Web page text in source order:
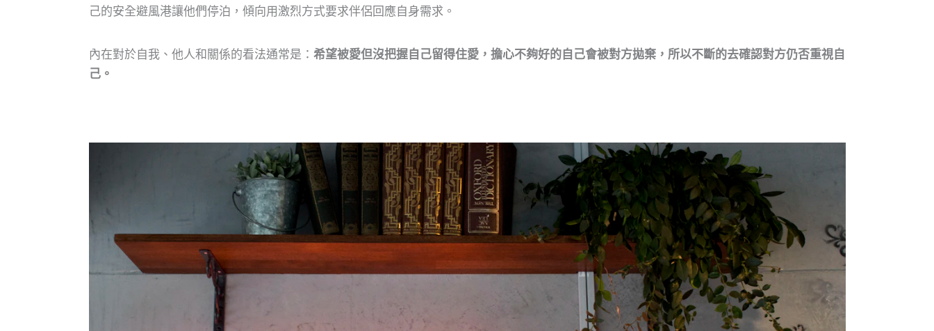
己的安全避風港讓他們停泊，傾向用激烈方式要求伴侶回應自身需求。
內在對於自我、他人和關係的看法通常是： 希望被愛但沒把握自己留得住愛，擔心不夠好的自己會被對方拋棄，所以不斷的去確認對方仍否重視自
己。